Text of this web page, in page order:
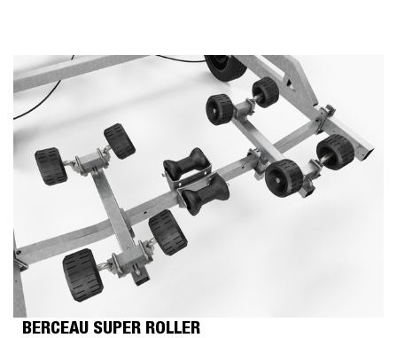
BERCEAU SUPER ROLLER